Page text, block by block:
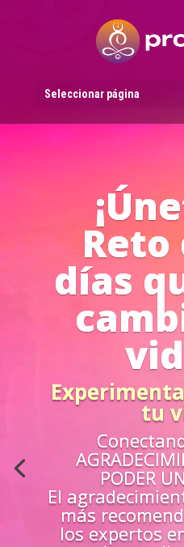
Seleccionar página
¿Sientes
preparado
Aprende«EN
maestros y
áreas